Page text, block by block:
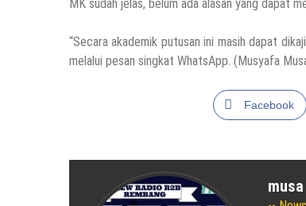
MK sudah jelas, belum ada alasan yang dapat
“Secara akademik putusan ini masih dapat
melalui pesan singkat WhatsApp. (Musyafa
Facebook